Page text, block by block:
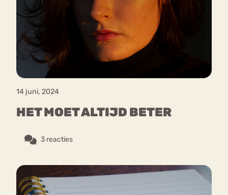
14 juni, 2024
HET MOET ALTIJD BETER
3 reacties